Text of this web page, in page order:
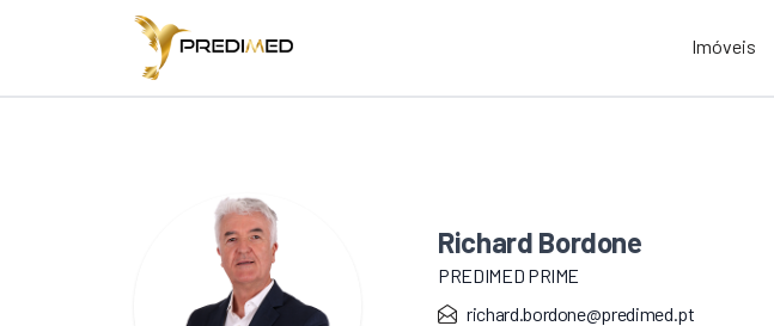
Imóveis
Richard Bordone
PREDIMED PRIME
richard.bordone@predimed.pt